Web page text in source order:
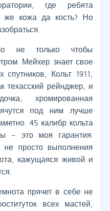
где ребята
же кожа да кость? Но
не только чтобы
Мейхер знает свое
Кольт 1911,
техасский рейнджер, и
хромированная
под ним лучше
45 калибр кольта
– это моя гарантия.
просто выполнения
кажущаяся живой и
прячет в себе не
всех мастей,